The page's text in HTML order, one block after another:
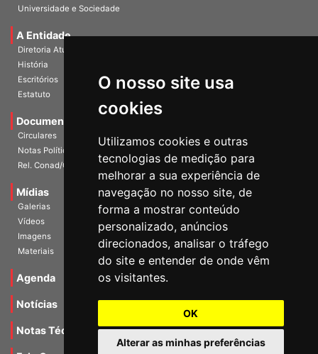
O nosso site usa
cookies
Utilizamos cookies e outras
tecnologias de medição para
melhorar a sua experiência de
navegação no nosso site, de
forma a mostrar conteúdo
personalizado, anúncios
direcionados, analisar o tráfego
do site e entender de onde vêm
os visitantes.
OK
Alterar as minhas preferências
Universidade e Sociedade
A Entidade
Diretoria Atual
História
Escritórios
Estatuto
Documentos
Circulares
Notas Políticas
Rel. Conad/Congresso
Mídias
Galerias
Vídeos
Imagens
Materiais
Agenda
Notícias
Notas Técnicas